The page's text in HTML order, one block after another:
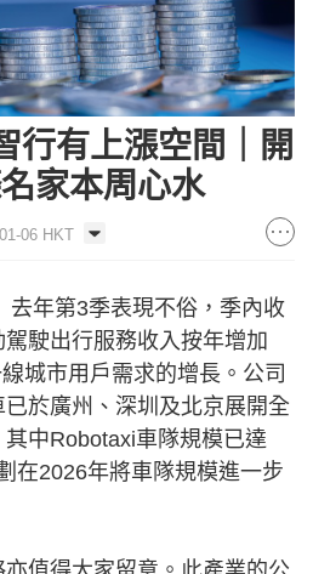
行有上漲空間｜開
家本周心水
06 HKT
年第3季表現不俗，季內收
駛出行服務收入按年增加
城市用戶需求的增長。公司
於廣州、深圳及北京展開全
中Robotaxi車隊規模已達
在2026年將車隊規模進一步